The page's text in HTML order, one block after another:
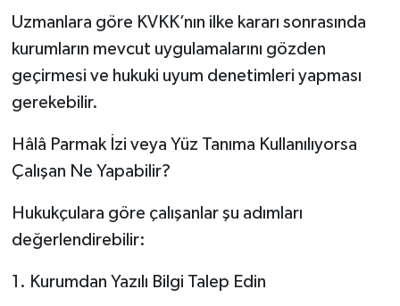
Uzmanlara göre KVKK’nın ilke kararı sonrasında
kurumların mevcut uygulamalarını gözden
geçirmesi ve hukuki uyum denetimleri yapması
gerekebilir.
Hâlâ Parmak İzi veya Yüz Tanıma Kullanılıyorsa
Çalışan Ne Yapabilir?
Hukukçulara göre çalışanlar şu adımları
değerlendirebilir:
1. Kurumdan Yazılı Bilgi Talep Edin